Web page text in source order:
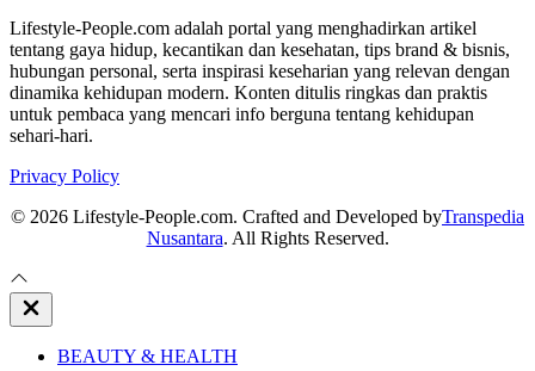
Lifestyle-People.com adalah portal yang menghadirkan artikel
tentang gaya hidup, kecantikan dan kesehatan, tips brand & bisnis,
hubungan personal, serta inspirasi keseharian yang relevan dengan
dinamika kehidupan modern. Konten ditulis ringkas dan praktis
untuk pembaca yang mencari info berguna tentang kehidupan
sehari-hari.
Privacy Policy
© 2026 Lifestyle-People.com. Crafted and Developed byTranspedia
Nusantara. All Rights Reserved.
Close
Off
BEAUTY & HEALTH